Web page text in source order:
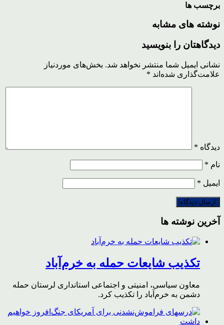
برچسب ها
نوشته های مشابه
دیدگاهتان را بنویسید
نشانی ایمیل شما منتشر نخواهد شد. بخش‌های موردنیاز
علامت‌گذاری شده‌اند *
دیدگاه *
نام *
ایمیل *
آخرین نوشته ها
تکذیب شایعات حمله به خرم‌آباد
معاون سیاسی، امنیتی و اجتماعی استانداری لرستان حمله
دشمن به خرم‌آباد را تکذیب کرد.